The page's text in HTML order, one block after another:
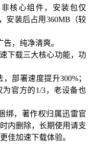
核心组件，安装包仅
安装后占用360MB（较
，纯净清爽。
下载三大核心功能，功
部署速度提升300%；
官方的1/3，老设备也
绑，著作权归属迅雷官
内删除，长期使用请支
佳加速下载体验。